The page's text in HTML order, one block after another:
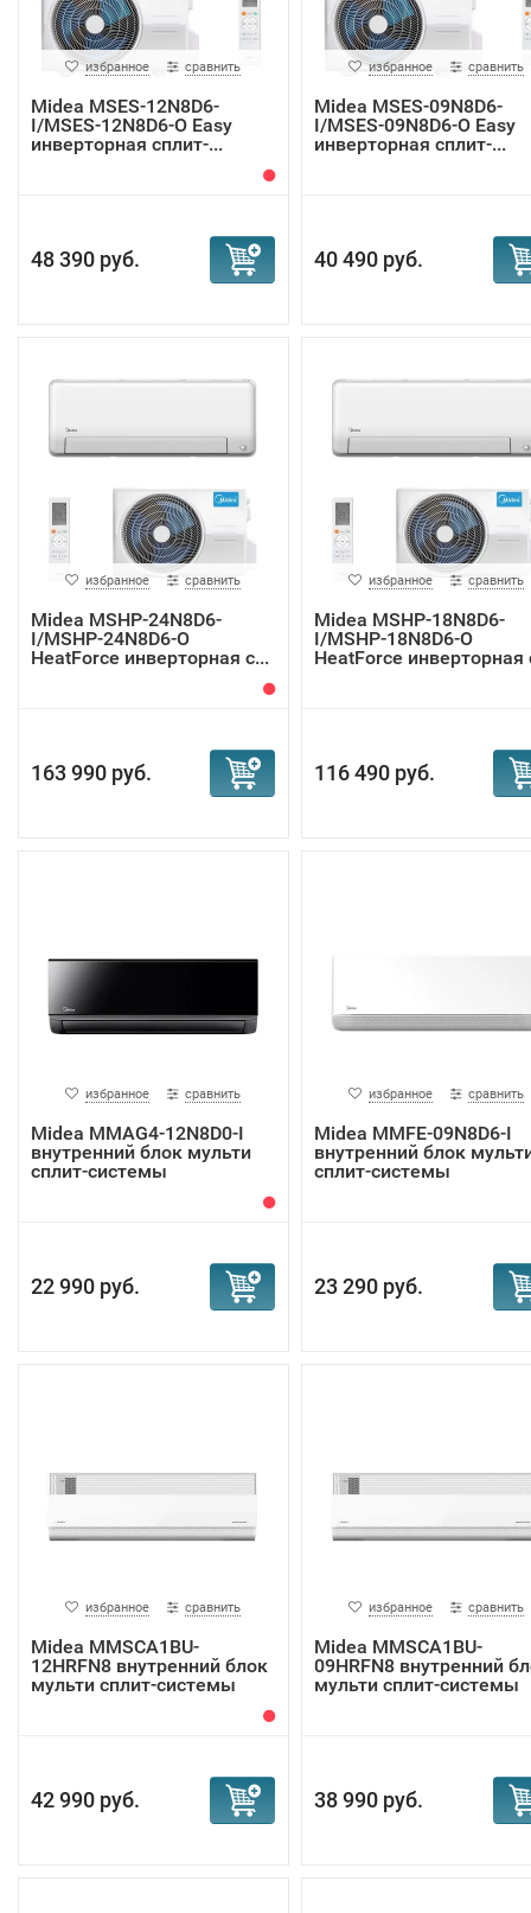
избранное сравнить
Midea MSES-12N8D6-
I/MSES-12N8D6-O Easy
инверторная сплит-...
48 390 руб.
избранное сравнить
Midea MSES-09N8D6-
I/MSES-09N8D6-O Easy
инверторная сплит-...
40 490 руб.
избранное сравнить
Midea MSHP-24N8D6-
I/MSHP-24N8D6-O
HeatForce инверторная с...
163 990 руб.
избранное сравнить
Midea MSHP-18N8D6-
I/MSHP-18N8D6-O
HeatForce инверторная
116 490 руб.
избранное сравнить
Midea MMAG4-12N8D0-I
внутренний блок мульти
сплит-системы
22 990 руб.
избранное сравнить
Midea MMFE-09N8D6-I
внутренний блок
сплит-системы
23 290 руб.
избранное сравнить
Midea MMSCA1BU-
12HRFN8 внутренний блок
мульти сплит-системы
42 990 руб.
избранное сравнить
Midea MMSCA1BU-
09HRFN8 внутренний
мульти сплит-системы
38 990 руб.